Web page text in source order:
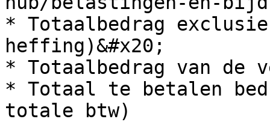
* Totaalbedrag
heffing)&#x20;
* Totaalbedrag van de
* Totaal te betalen
totale btw)